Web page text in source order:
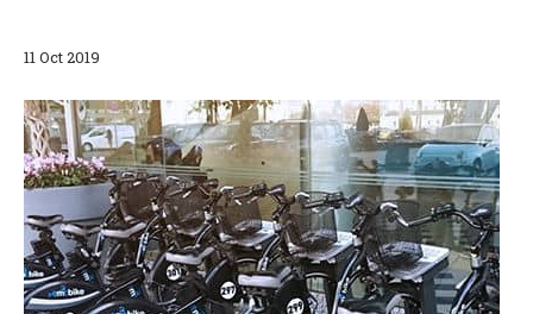
11 Oct 2019